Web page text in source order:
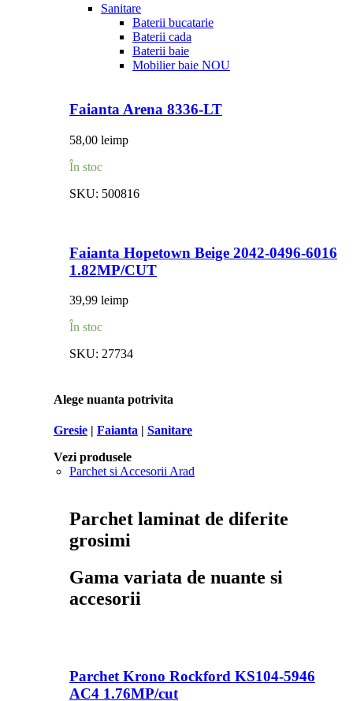
Sanitare
Baterii bucatarie
Baterii cada
Baterii baie
Mobilier baie NOU
Faianta Arena 8336-LT
58,00 leimp
În stoc
SKU: 500816
Faianta Hopetown Beige 2042-0496-6016
1.82MP/CUT
39,99 leimp
În stoc
SKU: 27734
Alege nuanta potrivita
Gresie | Faianta | Sanitare
Vezi produsele
Parchet si Accesorii Arad
Parchet laminat de diferite
grosimi
Gama variata de nuante si
accesorii
Parchet Krono Rockford KS104-5946
AC4 1.76MP/cut